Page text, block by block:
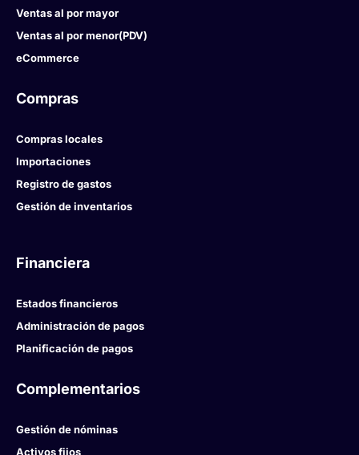
Ventas al por mayor
Ventas al por menor(PDV)
eCommerce
Compras
Compras locales
Importaciones
Registro de gastos
Gestión de inventarios
Financiera
Estados financieros
Administración de pagos
Planificación de pagos
Complementarios
Gestión de nóminas
Activos fijos